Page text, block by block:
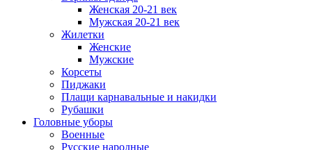
Женская 20-21 век
Мужская 20-21 век
Жилетки
Женские
Мужские
Корсеты
Пиджаки
Плащи карнавальные и накидки
Рубашки
Головные уборы
Военные
Русские народные